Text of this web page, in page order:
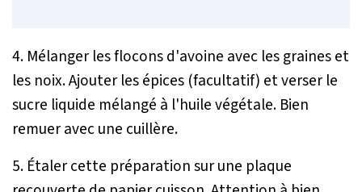
4. Mélanger les flocons d'avoine avec les graines et
les noix. Ajouter les épices (facultatif) et verser le
sucre liquide mélangé à l'huile végétale. Bien
remuer avec une cuillère.
5. Étaler cette préparation sur une plaque